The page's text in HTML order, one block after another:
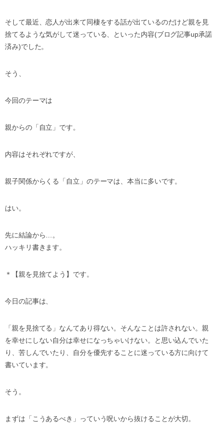
そして最近、恋人が出来て同棲をする話が出ているのだけど親を見
捨てるような気がして迷っている、といった内容(ブログ記事up承諾
済み)でした。
そう、
今回のテーマは
親からの「自立」です。
内容はそれぞれですが、
親子関係からくる「自立」のテーマは、本当に多いです。
はい。
先に結論から…。
ハッキリ書きます。
＊【親を見捨てよう】です。
今日の記事は、
「親を見捨てる」なんてあり得ない。そんなことは許されない。親
を幸せにしない自分は幸せになっちゃいけない。と思い込んでいた
り、苦しんでいたり、自分を優先することに迷っている方に向けて
書いています。
そう。
まずは「こうあるべき」っていう呪いから抜けることが大切。